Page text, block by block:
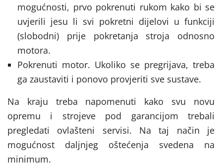
mogućnosti, prvo pokrenuti rukom kako bi se
uvjerili jesu li svi pokretni dijelovi u funkciji
(slobodni) prije pokretanja stroja odnosno
motora.
Pokrenuti motor. Ukoliko se pregrijava, treba
ga zaustaviti i ponovo provjeriti sve sustave.
Na kraju treba napomenuti kako svu novu
opremu i strojeve pod garancijom trebali
pregledati ovlašteni servisi. Na taj način je
mogućnost daljnjeg oštećenja svedena na
minimum.